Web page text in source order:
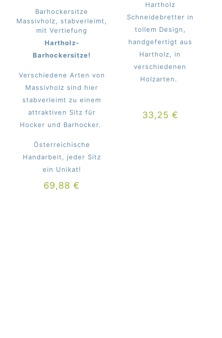
Barhockersitze
Massivholz, stabverleimt,
mit Vertiefung
Hartholz-
Barhockersitze!
Verschiedene Arten von
Massivholz sind hier
stabverleimt zu einem
attraktiven Sitz für
Hocker und Barhocker.
Österreichische
Handarbeit, jeder Sitz
ein Unikat!
69,88€
Hartholz
Schneidebretter in
tollem Design,
handgefertigt aus
Hartholz, in
verschiedenen
Holzarten.
33,25 €